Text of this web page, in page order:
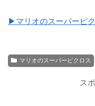
▶マリオのスーパーピ
マリオのスーパーピクロス
ス